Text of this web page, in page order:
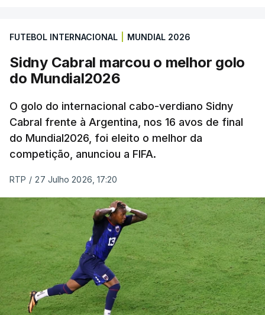
FUTEBOL INTERNACIONAL MUNDIAL 2026
Sidny Cabral marcou o melhor golo
do Mundial2026
O golo do internacional cabo-verdiano Sidny
Cabral frente à Argentina, nos 16 avos de final
do Mundial2026, foi eleito o melhor da
competição, anunciou a FIFA.
RTP / 27 Julho 2026, 17:20